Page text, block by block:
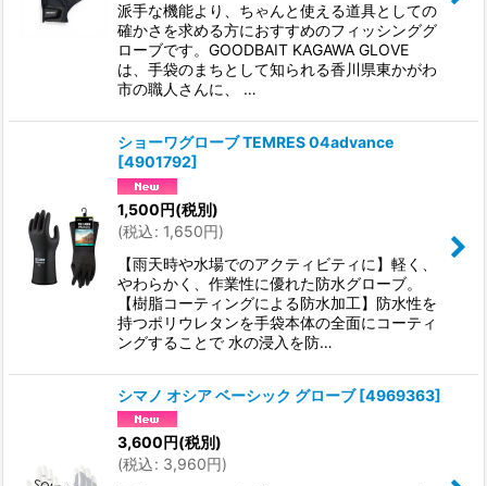
派手な機能より、ちゃんと使える道具としての
確かさを求める方におすすめのフィッシンググ
ローブです。GOODBAIT KAGAWA GLOVE
は、手袋のまちとして知られる香川県東かがわ
市の職人さんに、 …
ショーワグローブ TEMRES 04advance
[4901792]
1,500円(税別)
(税込: 1,650円)
【雨天時や水場でのアクティビティに】軽く、
やわらかく、作業性に優れた防水グローブ。
【樹脂コーティングによる防水加工】防水性を
持つポリウレタンを手袋本体の全面にコーティ
ングすることで 水の浸入を防…
シマノ オシア ベーシック グローブ [4969363]
3,600円(税別)
(税込: 3,960円)